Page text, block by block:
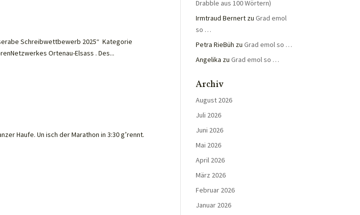
Schreibwettbewerb 2025“ Kategorie
Ortenau-Elsass . Des...
Haufe. Un isch der Marathon in 3:30 g’rennt.
Drabble aus 100 Wörtern)
Irmtraud Bernert zuGrad emol
so …
Petra RieBüh zuGrad emol so …
Angelika zuGrad emol so …
Archiv
August 2026
Juli 2026
Juni 2026
Mai 2026
April 2026
März 2026
Februar 2026
Januar 2026